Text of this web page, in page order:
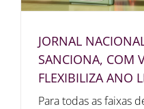
JORNAL
SANCIONA, COM
FLEXIBILIZA ANO
Para todas as faixas